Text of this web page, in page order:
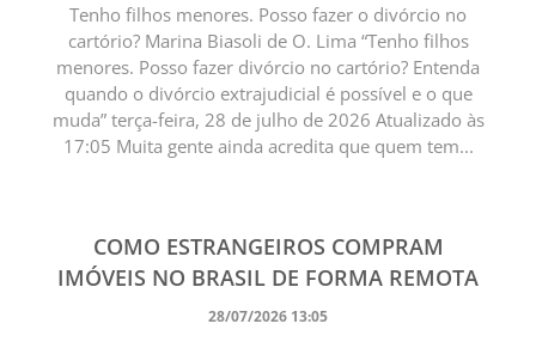
Tenho filhos menores. Posso fazer o divórcio no
cartório? Marina Biasoli de O. Lima “Tenho filhos
menores. Posso fazer divórcio no cartório? Entenda
quando o divórcio extrajudicial é possível e o que
muda” terça-feira, 28 de julho de 2026 Atualizado às
17:05 Muita gente ainda acredita que quem tem...
COMO ESTRANGEIROS COMPRAM
IMÓVEIS NO BRASIL DE FORMA REMOTA
28/07/2026 13:05